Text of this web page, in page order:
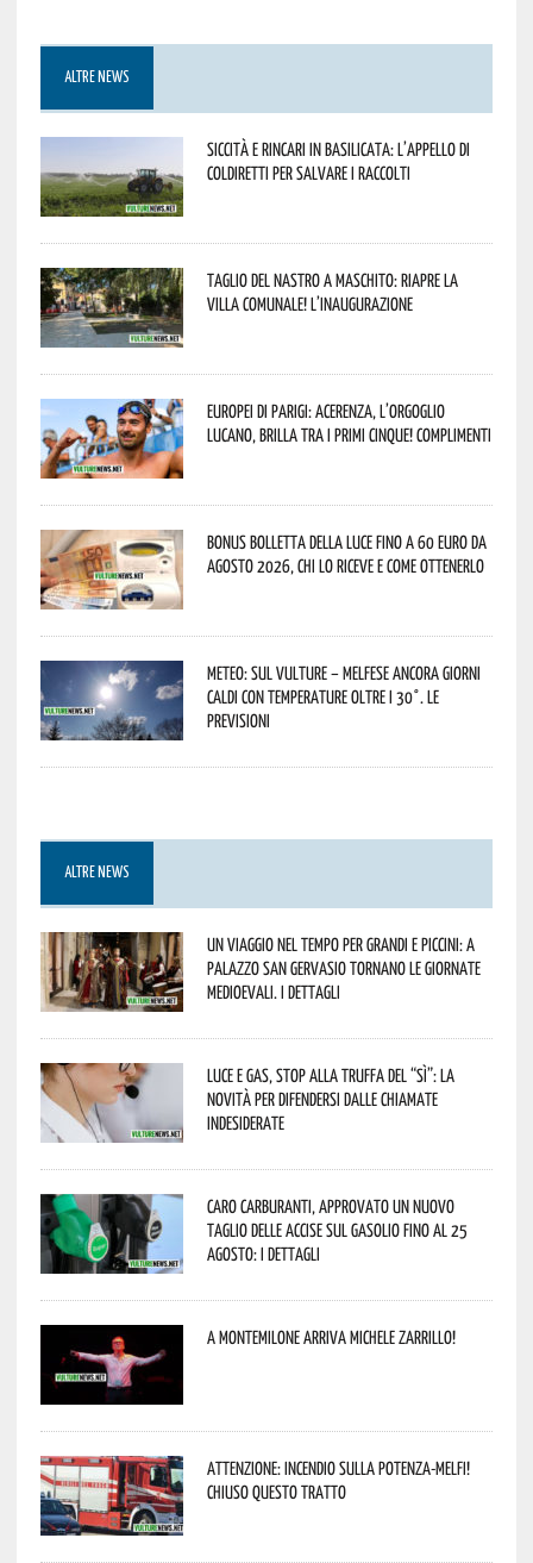
ALTRE NEWS
Siccità e rincari in Basilicata: l’appello di
Coldiretti per salvare i raccolti
Taglio del nastro a Maschito: riapre la
Villa Comunale! L’inaugurazione
Europei di Parigi: Acerenza, l’orgoglio
lucano, brilla tra i primi cinque! Complimenti
Bonus bolletta della luce fino a 60 euro da
agosto 2026, chi lo riceve e come ottenerlo
Meteo: sul Vulture – melfese ancora giorni
caldi con temperature oltre i 30°. Le
previsioni
ALTRE NEWS
Un viaggio nel tempo per grandi e piccini: a
Palazzo San Gervasio tornano le Giornate
Medioevali. I dettagli
Luce e gas, stop alla truffa del “Sì”: la
novità per difendersi dalle chiamate
indesiderate
Caro carburanti, approvato un nuovo
taglio delle accise sul gasolio fino al 25
agosto: i dettagli
A Montemilone arriva Michele Zarrillo!
Attenzione: incendio sulla Potenza-Melfi!
Chiuso questo tratto